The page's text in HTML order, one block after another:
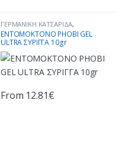
ΓΕΡΜΑΝΙΚΗ ΚΑΤΣΑΡΙΔΑ,
ΕΝΤΟΜΟΚΤΟΝΑ ΣΕ ΜΟΡΦΗ ΤΖΕΛ
ΚΑΤΑΠΟΛΕΜΗΣΗ ΕΝΤΟΜΩΝ,
ΚΑΤΣΑΡΙΔΕΣ,ΠΡΟΪΟΝΤΑ ΑΝΑ
ΕΙΔΟΣ ΕΝΤΟΜΟΥ
ΕΝΤΟΜΟΚΤΟΝΟ PHOBI GEL
ULTRA ΣΥΡΙΓΓΑ 10gr
From 12.81€
Αυτό το προϊόν έχει